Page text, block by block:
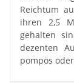
Reichtum
ihren 2,5
gehalten
dezenten
pompös